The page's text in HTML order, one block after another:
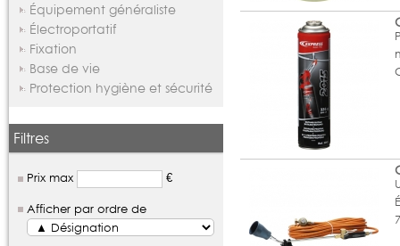
Équipement généraliste
Électroportatif
Fixation
Base de vie
Protection hygiène et sécurité
Filtres
Prix max €
Afficher par ordre de